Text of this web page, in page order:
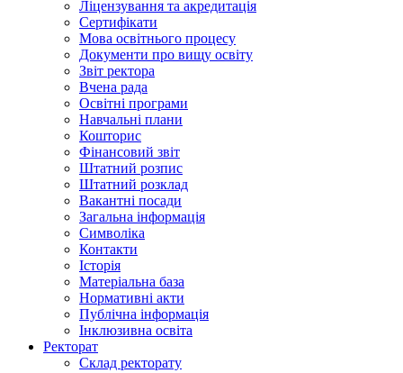
Ліцензування та акредитація
Сертифікати
Мова освітнього процесу
Документи про вищу освіту
Звіт ректора
Вчена рада
Освітні програми
Навчальні плани
Кошторис
Фінансовий звіт
Штатний розпис
Штатний розклад
Вакантні посади
Загальна інформація
Символіка
Контакти
Історія
Матеріальна база
Нормативні акти
Публічна інформація
Інклюзивна освіта
Ректорат
Склад ректорату